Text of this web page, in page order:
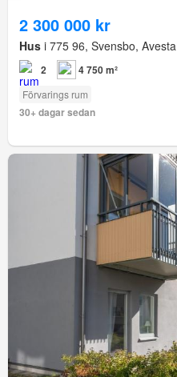
2 300 000 kr
Hus i 775 96, Svensbo,
2 4 750 m²
Förvarings rum
30+ dagar sedan